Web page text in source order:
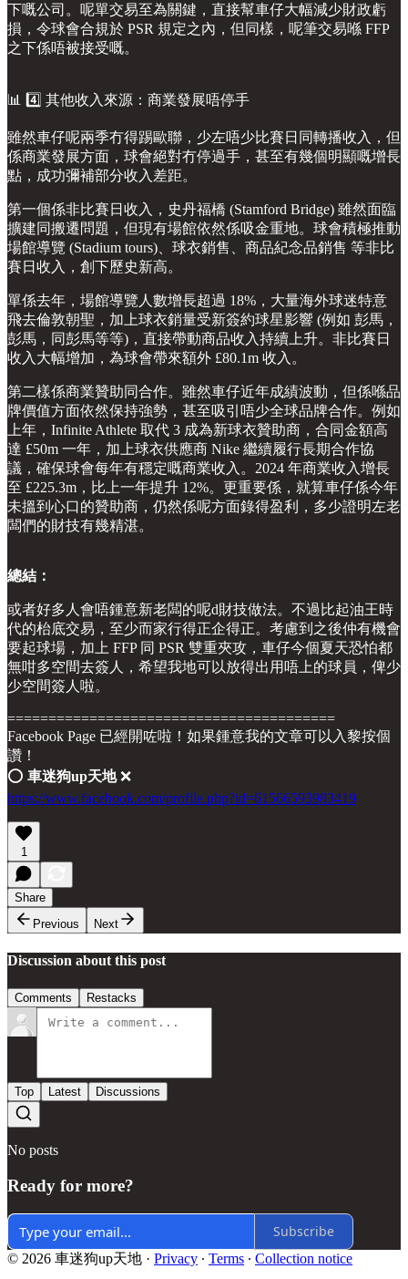
下嘅公司。呢單交易至為關鍵，直接幫車仔大幅減少財政虧
損，令球會合規於 PSR 規定之內，但同樣，呢筆交易喺 FFP
之下係唔被接受嘅。
📊 4️⃣ 其他收入來源：商業發展唔停手
雖然車仔呢兩季冇得踢歐聯，少左唔少比賽日同轉播收入，但
係商業發展方面，球會絕對冇停過手，甚至有幾個明顯嘅增長
點，成功彌補部分收入差距。
第一個係非比賽日收入，史丹福橋 (Stamford Bridge) 雖然面臨
擴建同搬遷問題，但現有場館依然係吸金重地。球會積極推動
場館導覽 (Stadium tours)、球衣銷售、商品紀念品銷售 等非比
賽日收入，創下歷史新高。
單係去年，場館導覽人數增長超過 18%，大量海外球迷特意
飛去倫敦朝聖，加上球衣銷量受新簽約球星影響 (例如 彭馬，
彭馬，同彭馬等等)，直接帶動商品收入持續上升。非比賽日
收入大幅增加，為球會帶來額外 £80.1m 收入。
第二樣係商業贊助同合作。雖然車仔近年成績波動，但係喺品
牌價值方面依然保持強勢，甚至吸引唔少全球品牌合作。例如
上年，Infinite Athlete 取代 3 成為新球衣贊助商，合同金額高
達 £50m 一年，加上球衣供應商 Nike 繼續履行長期合作協
議，確保球會每年有穩定嘅商業收入。2024 年商業收入增長
至 £225.3m，比上一年提升 12%。更重要係，就算車仔係今年
未搵到心口的贊助商，仍然係呢方面錄得盈利，多少證明左老
闆們的財技有幾精湛。
總結：
或者好多人會唔鍾意新老闆的呢d財技做法。不過比起油王時
代的枱底交易，至少而家行得正企得正。考慮到之後仲有機會
要起球場，加上 FFP 同 PSR 雙重夾攻，車仔今個夏天恐怕都
無咁多空間去簽人，希望我地可以放得出用唔上的球員，俾少
少空間簽人啦。
========================================
Facebook Page 已經開咗啦！如果鍾意我的文章可以入黎按個
讚！
⭕️ 車迷狗up天地❌
https://www.facebook.com/profile.php?id=61566593983419
1
Share
Previous
Next
Discussion about this post
Comments Restacks
Top Latest Discussions
No posts
Ready for more?
Subscribe
© 2026 車迷狗up天地 · Privacy ∙ Terms ∙ Collection notice